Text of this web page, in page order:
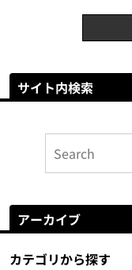
サイト内検索
アーカイブ
カテゴリから探す